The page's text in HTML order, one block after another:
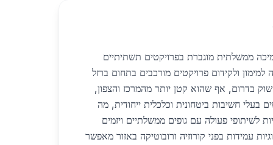
ממשלתית מוגברת בפרויקטים תשתיתיים
ולקידום פרויקטים מורכבים בתחום ברזל
בדרום, אף שהוא קטן יותר מהמרכז והצפון,
בעלי חשיבות ביטחונית וכלכלית ייחודית, מה
לשיתופי פעולה עם גופים ממשלתיים ויזמים
עמידות בפני קורוזיה ורובוטיקה באזור מאפשר